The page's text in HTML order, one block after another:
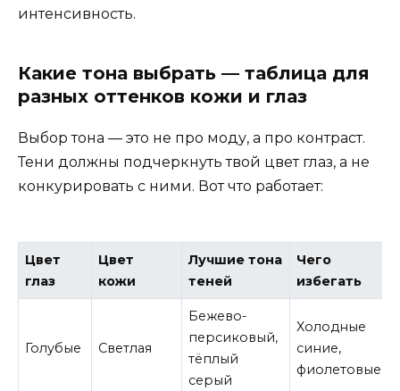
интенсивность.
Какие тона выбрать — таблица для
разных оттенков кожи и глаз
Выбор тона — это не про моду, а про контраст.
Тени должны подчеркнуть твой цвет глаз, а не
конкурировать с ними. Вот что работает:
Цвет
глаз
Цвет
кожи
Лучшие тона
теней
Чего
избегать
Голубые Светлая
Бежево-
персиковый,
тёплый
серый
Холодные
синие,
фиолетовые